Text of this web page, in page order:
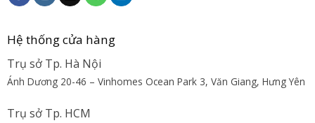
Hệ thống cửa hàng
Trụ sở Tp. Hà Nội
Ánh Dương 20-46 – Vinhomes Ocean Park 3, Văn Giang, Hưng Yên
Trụ sở Tp. HCM